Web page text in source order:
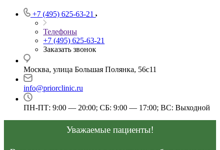
+7 (495) 625-63-21
Телефоны
+7 (495) 625-63-21
Заказать звонок
Москва, улица Большая Полянка, 56с11
info@priorclinic.ru
ПН-ПТ: 9:00 — 20:00; СБ: 9:00 — 17:00; ВС: Выходной
Уважаемые пациенты!